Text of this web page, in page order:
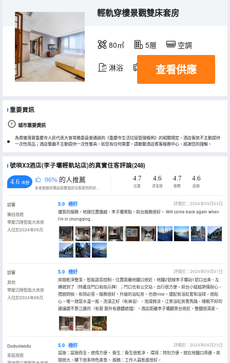
輕軌穿樓景觀雙床套房
80㎡ 5層 空調
淋浴 電視機
查看供應
重要資訊
城市重要資訊
為貫徹落實重慶市人民代表大會常務委員會通過的《重慶市生活垃圾管理條例》的相關規定，酒店客房不主動提供
一次性用品；酒店餐廳不主動提供一次性餐具。如您有任何需要，請聯繫酒店賓客服務中心，感謝您的理解。
號唄X3酒店(李子壩輕軌站店)的真實住客評論(248)
4.6 /5分 96% 的人推薦
永安旅遊評價由真實酒店住客提供的評價。
4.7
位置
4.6
清潔度
4.7
服務
4.6
設施
訪客
獨自旅遊
零壓沉睡智能大床房
入住於2024年09月
5.0 極好
評價於：2024年09月03日
優質的服務。地理位置優越，李子壩景點。前台服務很好。 Will come back again when
I'm in chongqing.
訪客
其他
零壓沉睡智能大床房
入住於2024年08月
5.0 極好
評價於：2024年09月01日
房間乾淨整潔，智能語音控制，位置距離地鐵口很近，地鐵2號線李子壩站1號口出來，左
轉就到了（特產店門口有指示牌）；門口也有公交站，出行很方便。前台小姐姐熱情耐心，
禮貌問候，有問必答，服務很好。升級的浴缸房，也很nice，還配有浴缸套和浴球，很貼
心。唯一就是水温一般，洗澡正好（有淋浴），泡澡微涼。江景浴缸房靠馬路，睡眠不好的
建議選不靠江邊的（有窗 窗外有牆體遮擋）。酒店距離李子壩觀景台很近，整體很滿意。
Duduxiaodu
家庭旅遊
5.0 極好
評價於：2024年08月23日
設施：設施齊全，使用方便。 衞生：衞生很乾凈。 環境：特別方便，就在地鐵口旁邊，房
間很大，樓下很多特色美食。 服務：工作人員態度很好。